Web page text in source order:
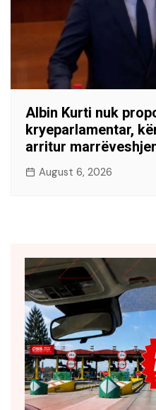
Albin Kurti nuk
kryeparlamentar,
arritur
August 6, 2026